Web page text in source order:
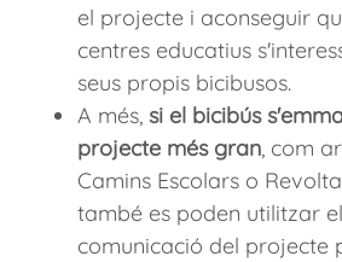
el projecte i aconseguir
centres educatius
seus propis bicibusos.
A més, si el bicibús
projecte més gran, com
Camins Escolars o
també es poden utilitzar
comunicació del projecte